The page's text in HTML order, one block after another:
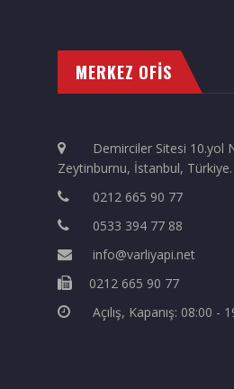
MERKEZ OFİS
Demirciler Sitesi 10.yol
Zeytinburnu, İstanbul, Türkiye.
0212 665 90 77
0533 394 77 88
info@varliyapi.net
0212 665 90 77
Açılış, Kapanış: 08:00 -